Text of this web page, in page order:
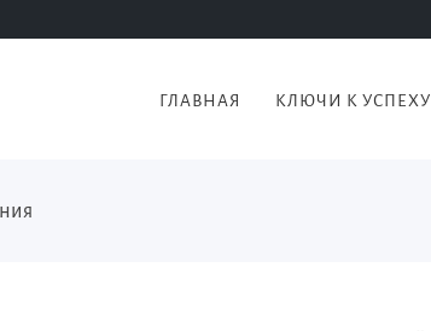
ГЛАВНАЯ КЛЮЧИ К УСПЕХУ